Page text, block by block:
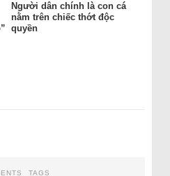
Người dân chính là con cá
nằm trên chiếc thớt độc
quyền
TAGS